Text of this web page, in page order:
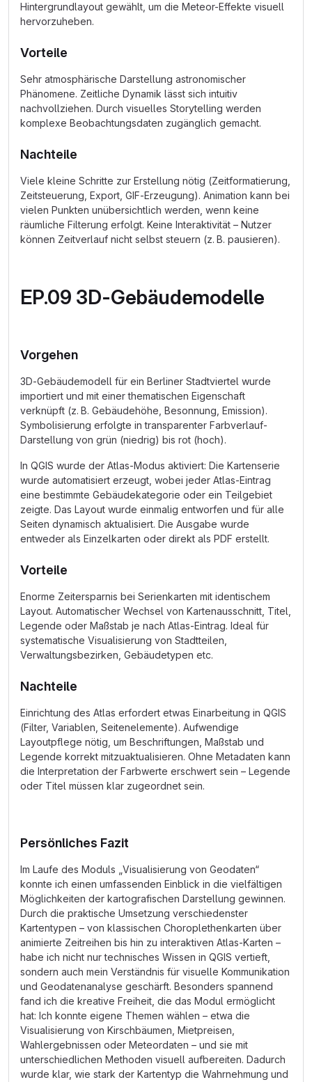
Hintergrundlayout gewählt, um die Meteor-Effekte visuell
hervorzuheben.
Vorteile
Sehr atmosphärische Darstellung astronomischer
Phänomene. Zeitliche Dynamik lässt sich intuitiv
nachvollziehen. Durch visuelles Storytelling werden
komplexe Beobachtungsdaten zugänglich gemacht.
Nachteile
Viele kleine Schritte zur Erstellung nötig (Zeitformatierung,
Zeitsteuerung, Export, GIF-Erzeugung). Animation kann bei
vielen Punkten unübersichtlich werden, wenn keine
räumliche Filterung erfolgt. Keine Interaktivität – Nutzer
können Zeitverlauf nicht selbst steuern (z. B. pausieren).
EP.09 3D-Gebäudemodelle
Vorgehen
3D-Gebäudemodell für ein Berliner Stadtviertel wurde
importiert und mit einer thematischen Eigenschaft
verknüpft (z. B. Gebäudehöhe, Besonnung, Emission).
Symbolisierung erfolgte in transparenter Farbverlauf-
Darstellung von grün (niedrig) bis rot (hoch).
In QGIS wurde der Atlas-Modus aktiviert: Die Kartenserie
wurde automatisiert erzeugt, wobei jeder Atlas-Eintrag
eine bestimmte Gebäudekategorie oder ein Teilgebiet
zeigte. Das Layout wurde einmalig entworfen und für alle
Seiten dynamisch aktualisiert. Die Ausgabe wurde
entweder als Einzelkarten oder direkt als PDF erstellt.
Vorteile
Enorme Zeitersparnis bei Serienkarten mit identischem
Layout. Automatischer Wechsel von Kartenausschnitt, Titel,
Legende oder Maßstab je nach Atlas-Eintrag. Ideal für
systematische Visualisierung von Stadtteilen,
Verwaltungsbezirken, Gebäudetypen etc.
Nachteile
Einrichtung des Atlas erfordert etwas Einarbeitung in QGIS
(Filter, Variablen, Seitenelemente). Aufwendige
Layoutpflege nötig, um Beschriftungen, Maßstab und
Legende korrekt mitzuaktualisieren. Ohne Metadaten kann
die Interpretation der Farbwerte erschwert sein – Legende
oder Titel müssen klar zugeordnet sein.
Persönliches Fazit
Im Laufe des Moduls „Visualisierung von Geodaten“
konnte ich einen umfassenden Einblick in die vielfältigen
Möglichkeiten der kartografischen Darstellung gewinnen.
Durch die praktische Umsetzung verschiedenster
Kartentypen – von klassischen Choroplethenkarten über
animierte Zeitreihen bis hin zu interaktiven Atlas-Karten –
habe ich nicht nur technisches Wissen in QGIS vertieft,
sondern auch mein Verständnis für visuelle Kommunikation
und Geodatenanalyse geschärft. Besonders spannend
fand ich die kreative Freiheit, die das Modul ermöglicht
hat: Ich konnte eigene Themen wählen – etwa die
Visualisierung von Kirschbäumen, Mietpreisen,
Wahlergebnissen oder Meteordaten – und sie mit
unterschiedlichen Methoden visuell aufbereiten. Dadurch
wurde klar, wie stark der Kartentyp die Wahrnehmung und